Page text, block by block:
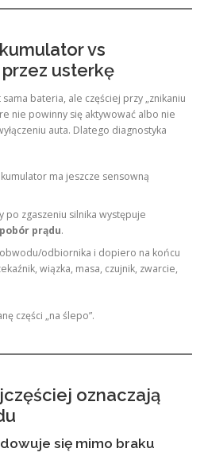
vs
usterkę
bateria, ale częściej przy „znikaniu
nie powinny się aktywować albo nie
auta. Dlatego diagnostyka
ma jeszcze sensowną
po zgaszeniu silnika występuje
prądu.
odbiornika i dopiero na końcu
wiązka, masa, czujnik, zwarcie,
części „na ślepo”.
oznaczają
się mimo braku